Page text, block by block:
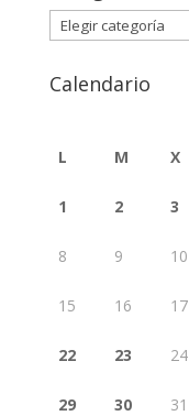
Categorias
Calendario
L M X
1 2 3
8 9 10
15 16 17
22 23 24
29 30 31